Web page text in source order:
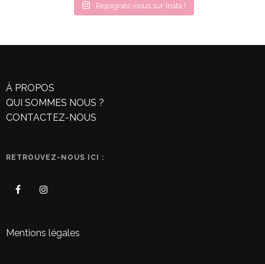
Rejoignez-nous sur Insta !
À PROPOS
QUI SOMMES NOUS ?
CONTACTEZ-NOUS
RETROUVEZ-NOUS ICI :
Mentions légales